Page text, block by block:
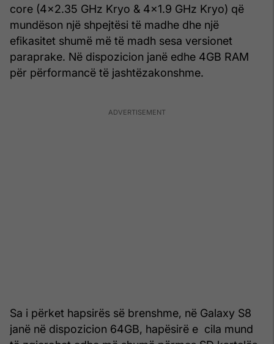
core (4x2.35 GHz Kryo & 4x1.9 GHz Kryo) që
mundëson një shpejtësi të madhe dhe një
efikasitet shumë më të madh sesa versionet
paraprake. Në dispozicion janë edhe 4GB RAM
për përformancë të jashtëzakonshme.
Sa i përket hapsirës së brenshme, në Galaxy S8
janë në dispozicion 64GB, hapësirë e cila mund